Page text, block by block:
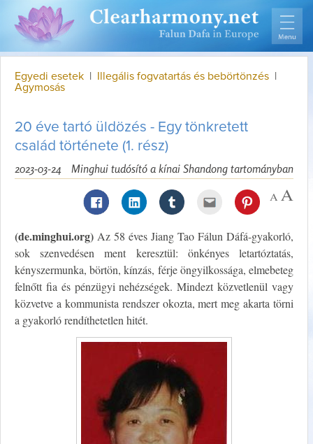
Egyedi esetek Illegális fogvatartás és bebörtönzés
Agymosás
20 éve tartó üldözés - Egy tönkretett
család története (1. rész)
Minghui tudósító a kínai Shandong tartományban
2023-03-24
(de.minghui.org) Az 58 éves Jiang Tao Fálun Dáfá-gyakorló,
sok szenvedésen ment keresztül: önkényes letartóztatás,
kényszermunka, börtön, kínzás, férje öngyilkossága, elmebeteg
felnőtt fia és pénzügyi nehézségek. Mindezt közvetlenül vagy
közvetve a kommunista rendszer okozta, mert meg akarta törni
a gyakorló rendíthetetlen hitét.